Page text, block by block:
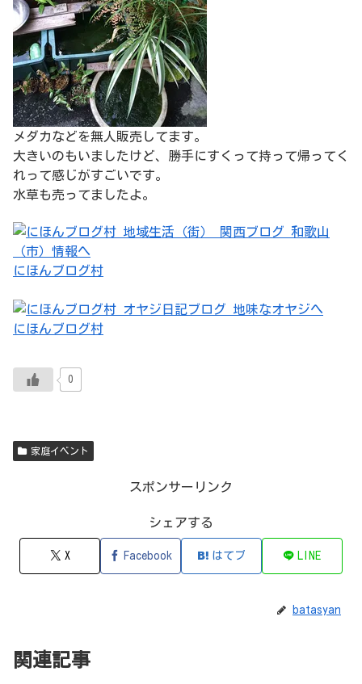
メダカなどを無人販売してます。
大きいのもいましたけど、勝手にすくって持って帰ってく
れって感じがすごいです。
水草も売ってましたよ。
にほんブログ村
にほんブログ村
0
家庭イベント
スポンサーリンク
シェアする
X Facebook はてブ LINE
batasyan
関連記事